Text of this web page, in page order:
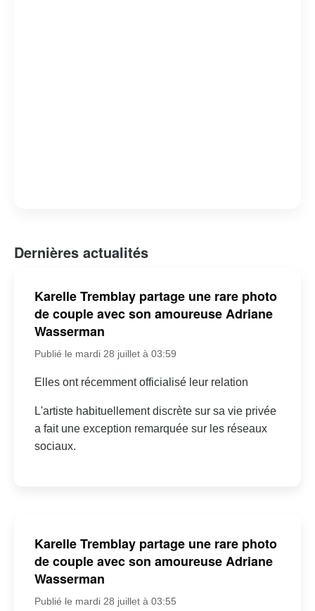
Dernières actualités
Karelle Tremblay partage une rare photo
de couple avec son amoureuse Adriane
Wasserman
Publié le mardi 28 juillet à 03:59
Elles ont récemment officialisé leur relation
L'artiste habituellement discrète sur sa vie privée
a fait une exception remarquée sur les réseaux
sociaux.
Karelle Tremblay partage une rare photo
de couple avec son amoureuse Adriane
Wasserman
Publié le mardi 28 juillet à 03:55